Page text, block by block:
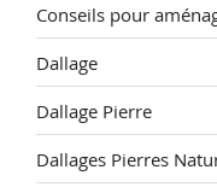
Conseils pour
Dallage
Dallage Pierre
Dallages Pierres